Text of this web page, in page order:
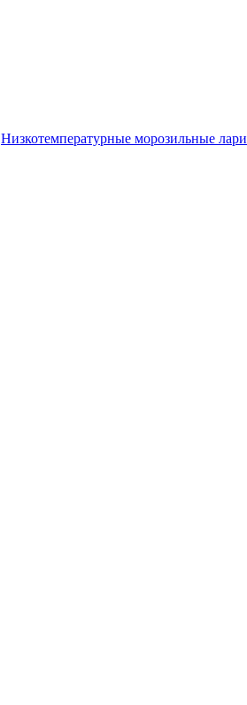
Низкотемпературные морозильные